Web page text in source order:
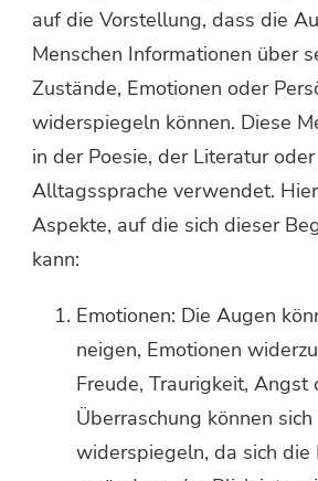
auf die Vorstellung, dass die
Menschen Informationen über
Zustände, Emotionen oder
widerspiegeln können. Diese
in der Poesie, der Literatur
Alltagssprache verwendet.
Aspekte, auf die sich dieser
kann:
Emotionen: Die Augen
neigen, Emotionen
Freude, Traurigkeit, Angst
Überraschung können
widerspiegeln, da sich die